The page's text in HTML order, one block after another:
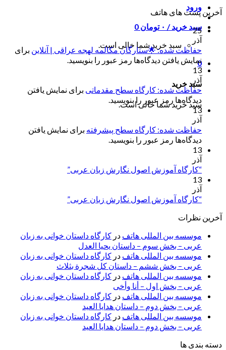
ورود
سبد خرید / ۰ تومان 0
سبد خرید شما خالی است.
0
سبد خرید
سبد خرید شما خالی است.
آخرین پست های هاتف
25
آذر
حفاظت شده: 🌟ستارگان مکالمه لهجه عراقی | آنلاین برای
نمایش یافتن دیدگاه‌ها رمز عبور را بنویسید.
13
آذر
حفاظت شده: کارگاه سطح مقدماتی برای نمایش یافتن
دیدگاه‌ها رمز عبور را بنویسید.
13
آذر
حفاظت شده: کارگاه سطح پیشرفته برای نمایش یافتن
دیدگاه‌ها رمز عبور را بنویسید.
13
آذر
“کارگاه آموزش اصول نگارش زبان عربی”
13
آذر
“کارگاه آموزش اصول نگارش زبان عربی”
آخرین نظرات
موسسه بین المللی هاتف در کارگاه داستان خوانی به زبان
عربی – بخش سوم – داستان یحیا العدل
موسسه بین المللی هاتف در کارگاه داستان خوانی به زبان
عربی – بخش ششم – داستان کل شجرة بثلاث
موسسه بین المللی هاتف در کارگاه داستان خوانی به زبان
عربی – بخش اول – أنا وأخی
موسسه بین المللی هاتف در کارگاه داستان خوانی به زبان
عربی – بخش دوم – داستان هدایا العید
موسسه بین المللی هاتف در کارگاه داستان خوانی به زبان
عربی – بخش دوم – داستان هدایا العید
دسته بندی ها